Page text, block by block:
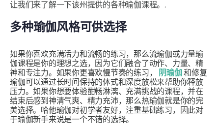
让我们来了解一下该州提供的各种瑜伽课程。.
多种瑜伽风格可供选择
如果你喜欢充满活力和流畅的练习，那么流瑜伽或力量瑜
伽课程是你的理想之选，因为它们融合了动作、力量、精
神和专注力。如果你更喜欢慢节奏的练习，
阴瑜伽 和修复
瑜伽可以通过长时间保持的体式和深度放松来帮助你释放
压力。如果你想要体验酣畅淋漓、充满挑战的课程，并在
结束后感到神清气爽、精力充沛，那么热瑜伽就是你的完
美选择。哈他瑜伽对初学者友好，注重基础练习，因此对
于瑜伽新手来说是一个不错的选择。